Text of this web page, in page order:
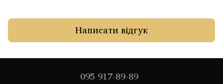
Написати відгук
095 917-89-89